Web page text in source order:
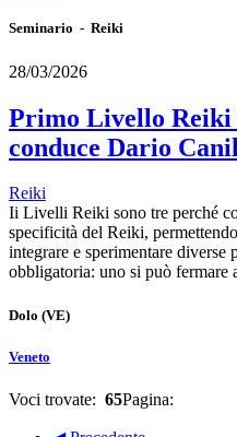
Seminario - Reiki
28/03/2026
Primo Livello Reiki
conduce Dario Canil
Reiki
Ii Livelli Reiki sono tre perché
specificità del Reiki,
integrare e sperimentare diverse
obbligatoria: uno si può
Dolo (VE)
Veneto
Voci trovate: 65Pagina: